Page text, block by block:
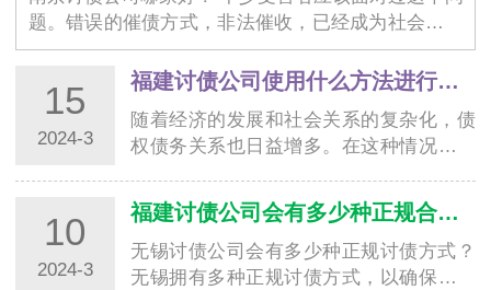
题。错误的催债方式，非法催收，已经成为社会上一
大问题。当受害者觉得无…
15
2024-3
福建讨债公司使用什么方法进行合法清收追账
随着经济的发展和社会关系的复杂化，债
权债务关系也日益增多。在这种情况下，
构，扮演…
10
2024-3
福建讨债公司会有多少种正规合法要账方式？
无锡讨债公司会有多少种正规讨债方式？
无锡拥有多种正规讨债方式，以确保债务